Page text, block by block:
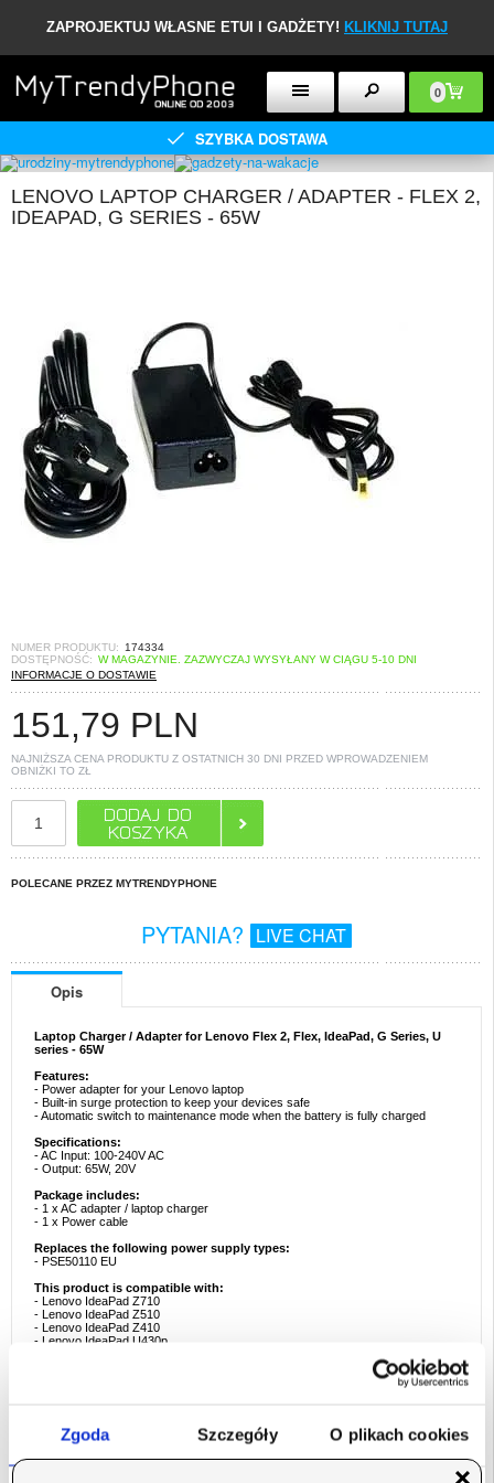
Zgoda Szczegóły O plikach cookies
ZAPROJEKTUJ WŁASNE ETUI I GADŻETY! KLIKNIJ TUTAJ
0
SZYBKA DOSTAWA
LENOVO LAPTOP CHARGER / ADAPTER - FLEX 2,
IDEAPAD, G SERIES - 65W
NUMER PRODUKTU:
174334
DOSTĘPNOŚĆ: W MAGAZYNIE. ZAZWYCZAJ WYSYŁANY W CIĄGU 5-10 DNI
INFORMACJE O DOSTAWIE
151,79 PLN
NAJNIŻSZA CENA PRODUKTU Z OSTATNICH 30 DNI PRZED WPROWADZENIEM
OBNIŻKI TO ZŁ
POLECANE PRZEZ MYTRENDYPHONE
PYTANIA? LIVE CHAT
Opis
Laptop Charger / Adapter for Lenovo Flex 2, Flex, IdeaPad, G Series, U
series - 65W
Features:
- Power adapter for your Lenovo laptop
- Built-in surge protection to keep your devices safe
- Automatic switch to maintenance mode when the battery is fully charged
Specifications:
- AC Input: 100-240V AC
- Output: 65W, 20V
Package includes:
- 1 x AC adapter / laptop charger
- 1 x Power cable
Replaces the following power supply types:
- PSE50110 EU
This product is compatible with:
- Lenovo IdeaPad Z710
- Lenovo IdeaPad Z510
- Lenovo IdeaPad Z410
- Lenovo IdeaPad U430p
- Lenovo Flex 2 14
- Lenovo Flex 15
- Lenovo Flex 14